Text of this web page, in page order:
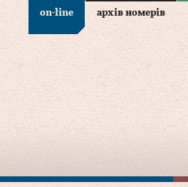
on-line архів номерів